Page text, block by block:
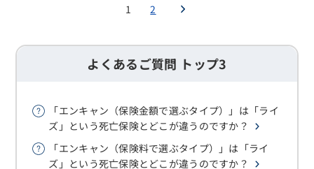
1 2
よくあるご質問 トップ3
「エンキャン（保険金額で選ぶタイプ）」は「ライ
ズ」という死亡保険とどこが違うのですか？
「エンキャン（保険料で選ぶタイプ）」は「ライ
ズ」という死亡保険とどこが違うのですか？